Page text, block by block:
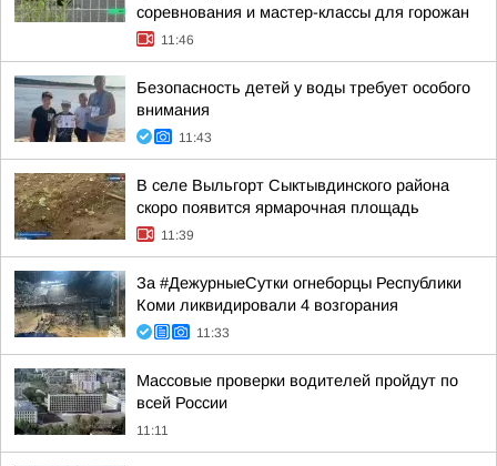
соревнования и мастер-классы для горожан
11:46
Безопасность детей у воды требует особого
внимания
11:43
В селе Выльгорт Сыктывдинского района
скоро появится ярмарочная площадь
11:39
За #ДежурныеСутки огнеборцы Республики
Коми ликвидировали 4 возгорания
11:33
Массовые проверки водителей пройдут по
всей России
11:11